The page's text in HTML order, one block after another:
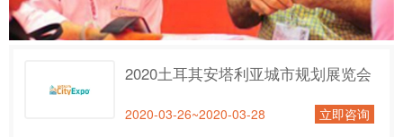
2020土耳其安塔利亚城市规划展览会
2020-03-26~2020-03-28 立即咨询